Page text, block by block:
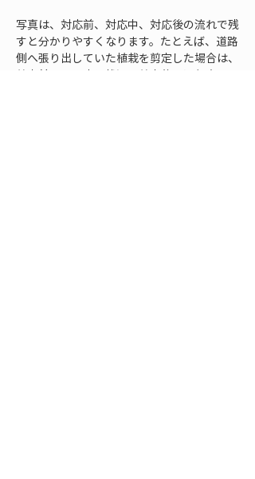
写真は、対応前、対応中、対応後の流れで残
すと分かりやすくなります。たとえば、道路
側へ張り出していた植栽を剪定した場合は、
剪定前の張り出し状況、剪定後の通行空間、